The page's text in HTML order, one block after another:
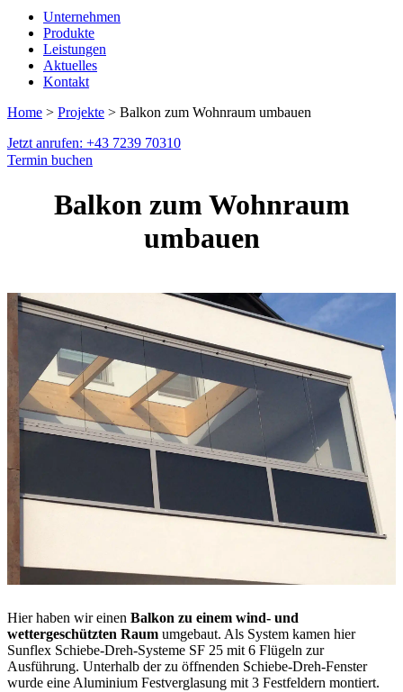
Unternehmen
Produkte
Leistungen
Aktuelles
Kontakt
Home > Projekte > Balkon zum Wohnraum umbauen
Jetzt anrufen: +43 7239 70310
Termin buchen
Balkon zum Wohnraum
umbauen
Hier haben wir einen Balkon zu einem wind- und
wettergeschützten Raum umgebaut. Als System kamen hier
Sunflex Schiebe-Dreh-Systeme SF 25 mit 6 Flügeln zur
Ausführung. Unterhalb der zu öffnenden Schiebe-Dreh-Fenster
wurde eine Aluminium Festverglasung mit 3 Festfeldern montiert.